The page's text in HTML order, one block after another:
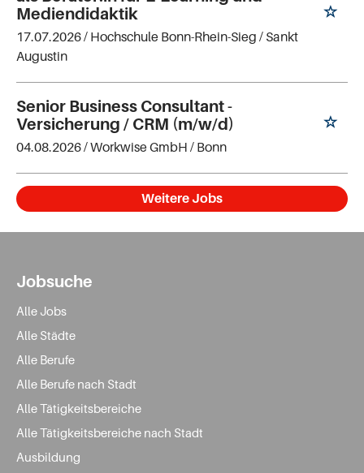
Mediendidaktik
17.07.2026 / Hochschule Bonn-Rhein-Sieg / Sankt
Augustin
Senior Business Consultant -
Versicherung / CRM (m/w/d)
04.08.2026 /Workwise GmbH / Bonn
Weitere Jobs
Jobsuche
Alle Jobs
Alle Städte
Alle Berufe
Alle Berufe nach Stadt
Alle Tätigkeitsbereiche
Alle Tätigkeitsbereiche nach Stadt
Ausbildung